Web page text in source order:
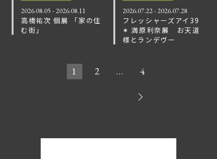
2026.08.05 - 2026.08.11
高橋祐次 個展 「家の住
む街」
2026.07.22 - 2026.07.28
フレッシャーズアイ39
✶ 満原利奈展 お天道
様とランデヴー
1 2 … 4